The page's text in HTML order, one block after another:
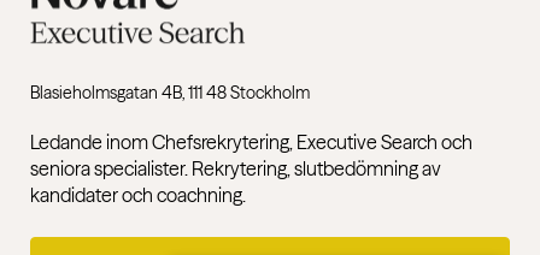
Blasieholmsgatan 4B, 111 48 Stockholm
Ledande inom Chefsrekrytering, Executive Search och
seniora specialister. Rekrytering, slutbedömning av
kandidater och coachning.